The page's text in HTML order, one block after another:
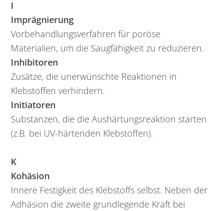
I
Imprägnierung
Vorbehandlungsverfahren für poröse
Materialien, um die Saugfähigkeit zu reduzieren.
Inhibitoren
Zusätze, die unerwünschte Reaktionen in
Klebstoffen verhindern.
Initiatoren
Substanzen, die die Aushärtungsreaktion starten
(z.B. bei UV-härtenden Klebstoffen).
K
Kohäsion
Innere Festigkeit des Klebstoffs selbst. Neben der
Adhäsion die zweite grundlegende Kraft bei